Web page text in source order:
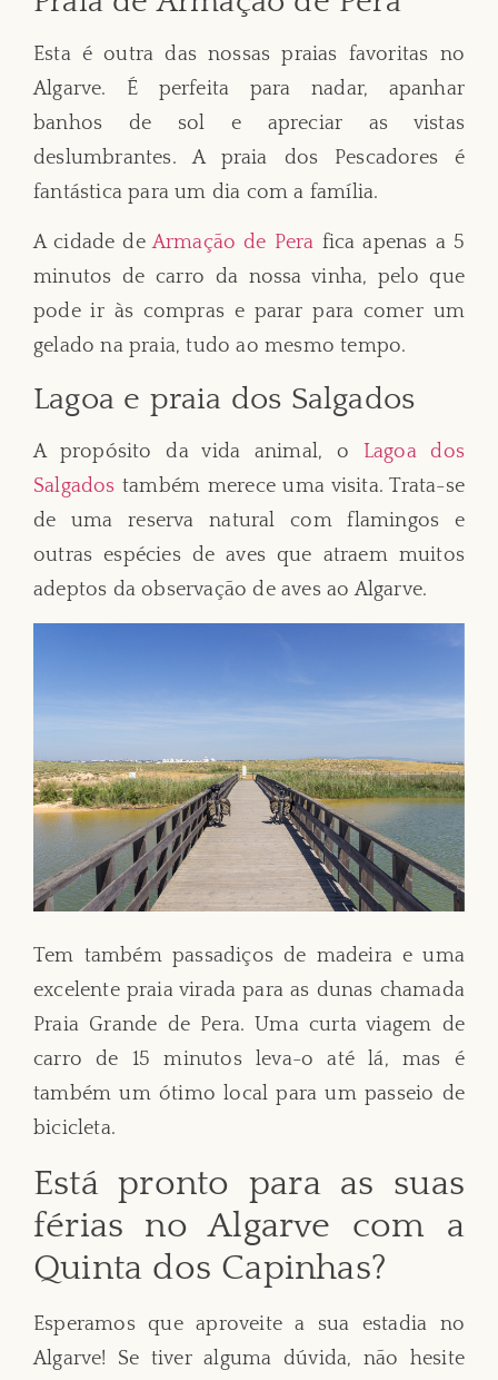
Esta é outra das nossas praias favoritas no
Algarve. É perfeita para nadar, apanhar
banhos de sol e apreciar as vistas
deslumbrantes. A praia dos Pescadores é
fantástica para um dia com a família.
A cidade deArmação de Pera fica apenas a 5
minutos de carro da nossa vinha, pelo que
pode ir às compras e parar para comer um
gelado na praia, tudo ao mesmo tempo.
Lagoa e praia dos Salgados
A propósito da vida animal, o Lagoa dos
Salgados também merece uma visita. Trata-se
de uma reserva natural com flamingos e
outras espécies de aves que atraem muitos
adeptos da observação de aves ao Algarve.
Tem também passadiços de madeira e uma
excelente praia virada para as dunas chamada
Praia Grande de Pera. Uma curta viagem de
carro de 15 minutos leva-o até lá, mas é
também um ótimo local para um passeio de
bicicleta.
Está pronto para as suas
férias no Algarve com a
Quinta dos Capinhas?
Esperamos que aproveite a sua estadia no
Algarve! Se tiver alguma dúvida, não hesite